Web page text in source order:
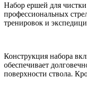
Набор ершей для
профессиональных
тренировок и
Конструкция набора
обеспечивает
поверхности ствола.